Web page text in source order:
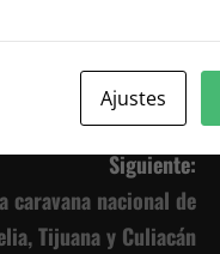
Siguiente:
caravana nacional de
Tijuana y Culiacán
Ajustes